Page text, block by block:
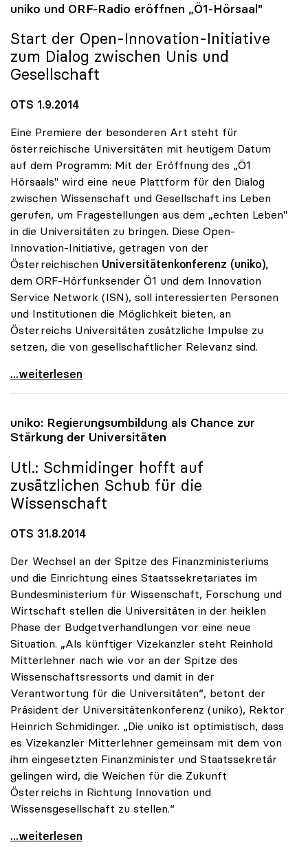
uniko und ORF-Radio eröffnen „Ö1-Hörsaal"
Start der Open-Innovation-Initiative
zum Dialog zwischen Unis und
Gesellschaft
OTS 1.9.2014
Eine Premiere der besonderen Art steht für
österreichische Universitäten mit heutigem Datum
auf dem Programm: Mit der Eröffnung des „Ö1
Hörsaals" wird eine neue Plattform für den Dialog
zwischen Wissenschaft und Gesellschaft ins Leben
gerufen, um Fragestellungen aus dem „echten Leben"
in die Universitäten zu bringen. Diese Open-
Innovation-Initiative, getragen von der
Österreichischen Universitätenkonferenz (uniko),
dem ORF-Hörfunksender Ö1 und dem Innovation
Service Network (ISN), soll interessierten Personen
und Institutionen die Möglichkeit bieten, an
Österreichs Universitäten zusätzliche Impulse zu
setzen, die von gesellschaftlicher Relevanz sind.
uniko und ORF-Radio eröffnen „Ö1-Hörsaal\"
...weiterlesen
uniko: Regierungsumbildung als Chance zur
Stärkung der Universitäten
Utl.: Schmidinger hofft auf
zusätzlichen Schub für die
Wissenschaft
OTS 31.8.2014
Der Wechsel an der Spitze des Finanzministeriums
und die Einrichtung eines Staatssekretariates im
Bundesministerium für Wissenschaft, Forschung und
Wirtschaft stellen die Universitäten in der heiklen
Phase der Budgetverhandlungen vor eine neue
Situation. „Als künftiger Vizekanzler steht Reinhold
Mitterlehner nach wie vor an der Spitze des
Wissenschaftsressorts und damit in der
Verantwortung für die Universitäten“, betont der
Präsident der Universitätenkonferenz (uniko), Rektor
Heinrich Schmidinger. „Die uniko ist optimistisch, dass
es Vizekanzler Mitterlehner gemeinsam mit dem von
ihm eingesetzten Finanzminister und Staatssekretär
gelingen wird, die Weichen für die Zukunft
Österreichs in Richtung Innovation und
Wissensgesellschaft zu stellen.“
uniko: Regierungsumbildung als Chance zur Stärkung
...weiterlesen